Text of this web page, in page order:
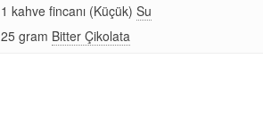
1 kahve fincanı (Küçük) Su
25 gram Bitter Çikolata